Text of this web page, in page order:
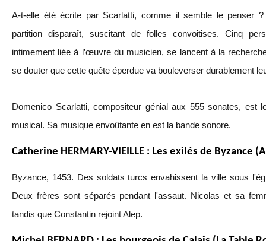
A-t-elle été écrite par Scarlatti, comme il semble le penser
partition disparaît, suscitant de folles convoitises. Cinq
intimement liée à l’œuvre du musicien, se lancent à la
se douter que cette quête éperdue va bouleverser durablement
Domenico Scarlatti, compositeur génial aux 555 sonates, est
musical. Sa musique envoûtante en est la bande sonore.
Catherine HERMARY-VIEILLE : Les exilés de Byzance
Byzance, 1453. Des soldats turcs envahissent la ville sous
Deux frères sont séparés pendant l'assaut. Nicolas et sa
tandis que Constantin rejoint Alep.